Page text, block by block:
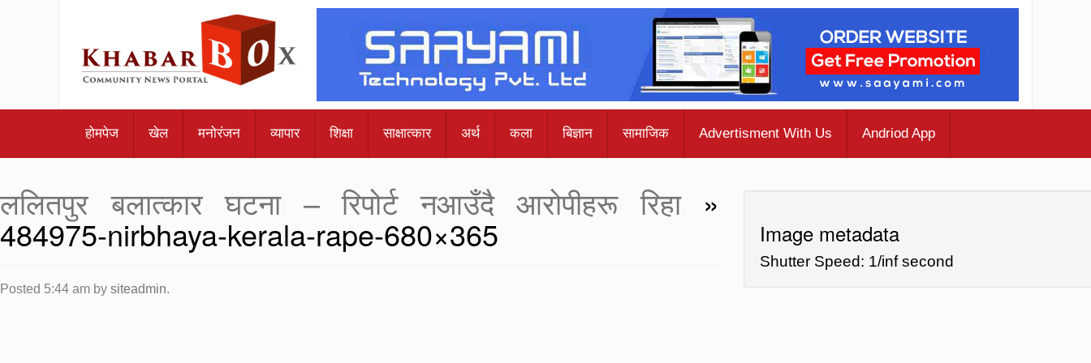
होमपेज खेल मनोरंजन व्यापार शिक्षा साक्षात्कार अर्थ कला बिज्ञान सामाजिक Advertisment With Us Andriod App
ललितपुर बलात्कार घटना – रिपोर्ट नआउँदै आरोपीहरू रिहा»
484975-nirbhaya-kerala-rape-680×365
Posted 5:44 am by siteadmin.
Image metadata
Shutter Speed: 1/inf second